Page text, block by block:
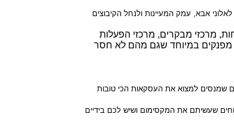
אבא, עמק המעיינות ולנחל הקיבוצים
מרכזי מבקרים, מרכזי הפעלות
מפנקים במיוחד שגם מהם לא חסר
שמנסים למצוא את העסקאות הכי טובות
שעשיתם את המקסימום ושיש לכם בידיים